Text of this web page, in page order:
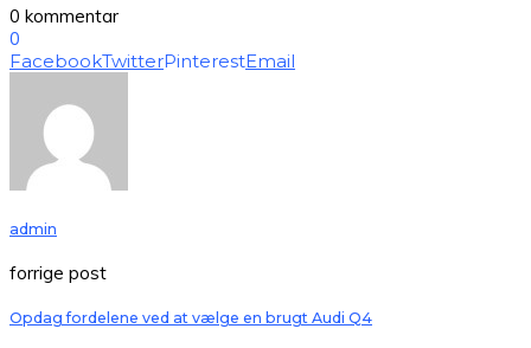
0 kommentar
0
FacebookTwitterPinterestEmail
admin
forrige post
Opdag fordelene ved at vælge en brugt Audi Q4